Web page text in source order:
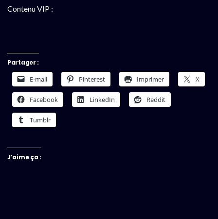
Contenu VIP :
Partager :
E-mail Pinterest Imprimer X
Facebook LinkedIn Reddit
Tumblr
J’aime ça :